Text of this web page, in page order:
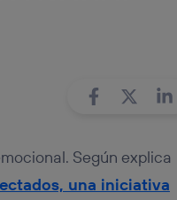
Según explica
una iniciativa
identificador.
en la parte
(“consenthub”)